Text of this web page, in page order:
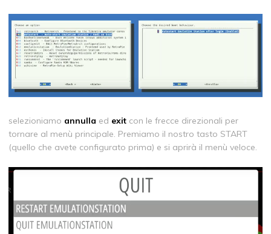
selezioniamo annulla ed exit con le frecce direzionali per
tornare al menù principale. Premiamo il nostro tasto START
(quello che avete configurato prima) e si aprirà il menù veloce.